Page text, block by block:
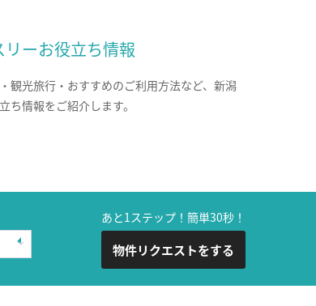
ーお役立ち情報
観光旅行・おすすめのご利用方法など、新潟
ち情報をご紹介します。
あと1ステップ！簡単30秒！
物件リクエストをする